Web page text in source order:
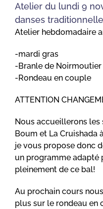
Atelier du lundi 9
danses
Atelier hebdomadaire
-mardi gras
-Branle de Noirmoutier
-Rondeau en couple
ATTENTION
Nous accueillerons les
Boum et La Cruishada
je vous propose donc
un programme
pleinement de ce bal!
Au prochain cours
plus sur le rondeau en